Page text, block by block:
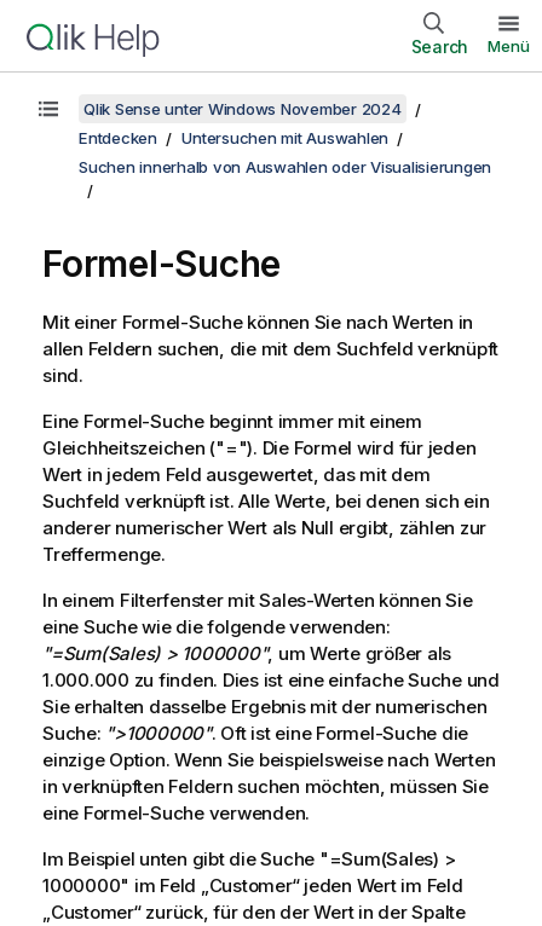
Search Menü
Qlik Sense unter Windows November 2024
Entdecken
Untersuchen mit Auswahlen
Suchen innerhalb von Auswahlen oder Visualisierungen
Formel-Suche
Mit einer Formel-Suche können Sie nach Werten in
allen Feldern suchen, die mit dem Suchfeld verknüpft
sind.
Eine Formel-Suche beginnt immer mit einem
Gleichheitszeichen ("="). Die Formel wird für jeden
Wert in jedem Feld ausgewertet, das mit dem
Suchfeld verknüpft ist. Alle Werte, bei denen sich ein
anderer numerischer Wert als Null ergibt, zählen zur
Treffermenge.
In einem Filterfenster mitSales-Werten können Sie
eine Suche wie die folgende verwenden:
"=Sum(Sales) > 1000000", um Werte größer als
1.000.000 zu finden. Dies ist eine einfache Suche und
Sie erhalten dasselbe Ergebnis mit der numerischen
Suche: ">1000000". Oft ist eine Formel-Suche die
einzige Option. Wenn Sie beispielsweise nach Werten
in verknüpften Feldern suchen möchten, müssen Sie
eine Formel-Suche verwenden.
Im Beispiel unten gibt die Suche "=Sum(Sales) >
1000000" im Feld „Customer“ jeden Wert im Feld
„Customer“ zurück, für den der Wert in der Spalte